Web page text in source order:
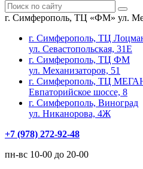
г. Симферополь, ТЦ «ФМ» ул.
г. Симферополь, ТЦ
ул. Севастопольская, 31Е
г. Симферополь, ТЦ ФМ
ул. Механизаторов, 51
г. Симферополь, ТЦ
Евпаторийское шоссе, 8
г. Симферополь, Виноград
ул. Никанорова, 4Ж
+7 (978) 272-92-48
пн-вс 10-00 до 20-00